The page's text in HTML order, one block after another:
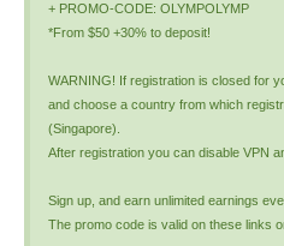
+ PROMO-CODE: OLYMPOLYMP
*From $50 +30% to deposit!
WARNING! If registration is closed for
and choose a country from which
(Singapore).
After registration you can disable VPN
Sign up, and earn unlimited earnings
The promo code is valid on these links